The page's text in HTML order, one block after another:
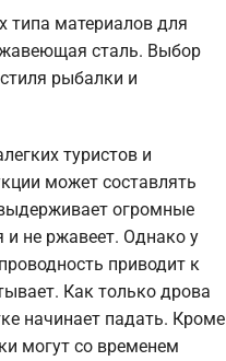
типа материалов для
сталь. Выбор
рыбалки и
туристов и
может составлять
огромные
и не ржавеет. Однако у
приводит к
Как только дрова
начинает падать. Кроме
могут со временем